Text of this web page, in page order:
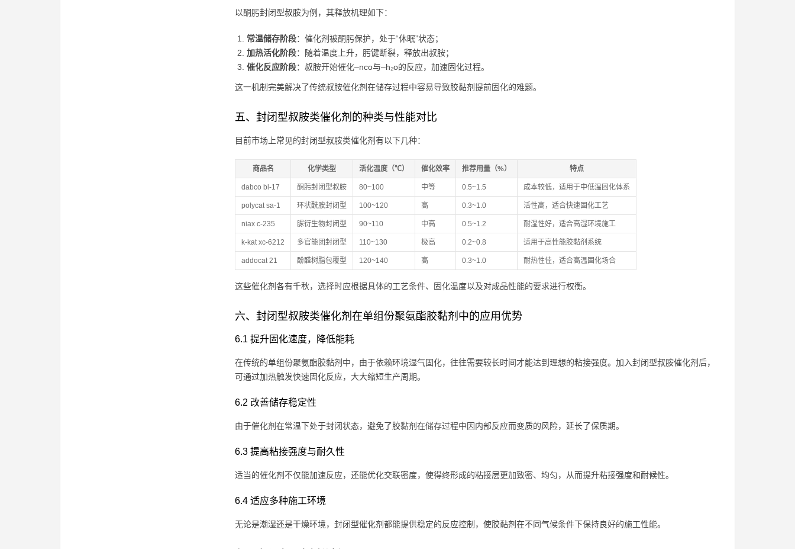
以酮肟封闭型叔胺为例，其释放机理如下：
常温储存阶段：催化剂被酮肟保护，处于“休眠”状态；
加热活化阶段：随着温度上升，肟键断裂，释放出叔胺；
催化反应阶段：叔胺开始催化–nco与–h₂o的反应，加速固化过程。
这一机制完美解决了传统叔胺催化剂在储存过程中容易导致胶黏剂提前固化的难题。
五、封闭型叔胺类催化剂的种类与性能对比
目前市场上常见的封闭型叔胺类催化剂有以下几种：
商品名 化学类型 活化温度（℃） 催化效率 推荐用量（%） 特点
dabco bl-17 酮肟封闭型叔胺 80~100 中等 0.5~1.5 成本较低，适用于中低温固化体系
polycat sa-1 环状酰胺封闭型 100~120 高 0.3~1.0 活性高，适合快速固化工艺
niax c-235 脲衍生物封闭型 90~110 中高 0.5~1.2 耐湿性好，适合高湿环境施工
k-kat xc-6212 多官能团封闭型 110~130 极高 0.2~0.8 适用于高性能胶黏剂系统
addocat 21 酚醛树脂包覆型 120~140 高 0.3~1.0 耐热性佳，适合高温固化场合
这些催化剂各有千秋，选择时应根据具体的工艺条件、固化温度以及对成品性能的要求进行权衡。
六、封闭型叔胺类催化剂在单组份聚氨酯胶黏剂中的应用优势
6.1 提升固化速度，降低能耗
在传统的单组份聚氨酯胶黏剂中，由于依赖环境湿气固化，往往需要较长时间才能达到理想的粘接强度。加入封闭型叔胺催化剂后，
可通过加热触发快速固化反应，大大缩短生产周期。
6.2 改善储存稳定性
由于催化剂在常温下处于封闭状态，避免了胶黏剂在储存过程中因内部反应而变质的风险，延长了保质期。
6.3 提高粘接强度与耐久性
适当的催化剂不仅能加速反应，还能优化交联密度，使得终形成的粘接层更加致密、均匀，从而提升粘接强度和耐候性。
6.4 适应多种施工环境
无论是潮湿还是干燥环境，封闭型催化剂都能提供稳定的反应控制，使胶黏剂在不同气候条件下保持良好的施工性能。